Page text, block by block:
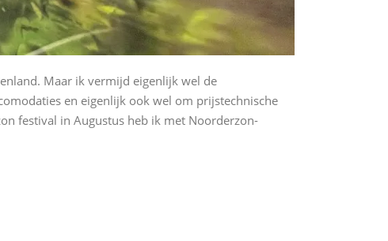
Maar ik vermijd eigenlijk wel de
en eigenlijk ook wel om prijstechnische
festival in Augustus heb ik met Noorderzon-